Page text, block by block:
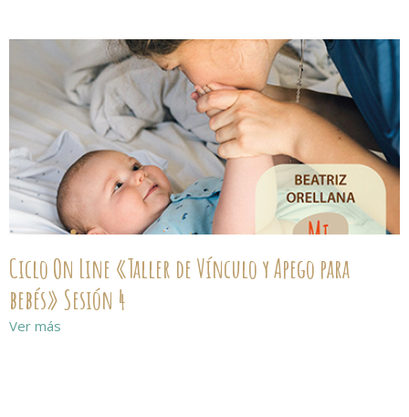
Ciclo On Line «Taller de Vínculo y Apego para
bebés» Sesión 4
Ver más